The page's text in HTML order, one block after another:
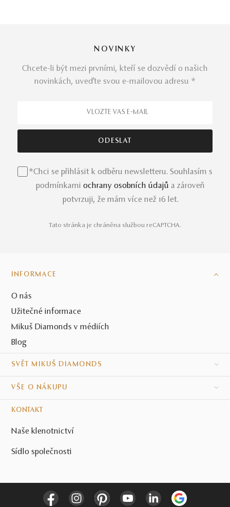
NOVINKY
Chcete-li být mezi prvními, kteří se dozvědí o našich
novinkách, uveďte svou e-mailovou adresu *
*Chci se přihlásit k odběru newsletteru. Souhlasím s
podmínkami ochrany osobních údajů a zároveň
potvrzuji, že mám více než 16 let.
Tato stránka je chráněna službou reCAPTCHA.
INFORMACE
O nás
Užitečné informace
Mikuš Diamonds v médiích
Blog
SVĚT MIKUŠ DIAMONDS
VŠE O NÁKUPU
KONTAKT
Naše klenotnictví
Sídlo společnosti